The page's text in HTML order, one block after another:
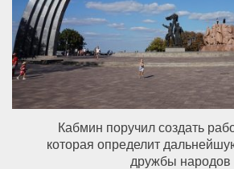
Кабмин поручил создать
которая определит
дружбы народов